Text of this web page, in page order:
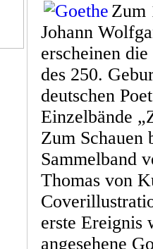
Zum
Johann
erscheinen
des 250.
deutschen
Einzelbände
Zum Schauen
Sammelband
Thomas von
erste Ereignis
angesehene